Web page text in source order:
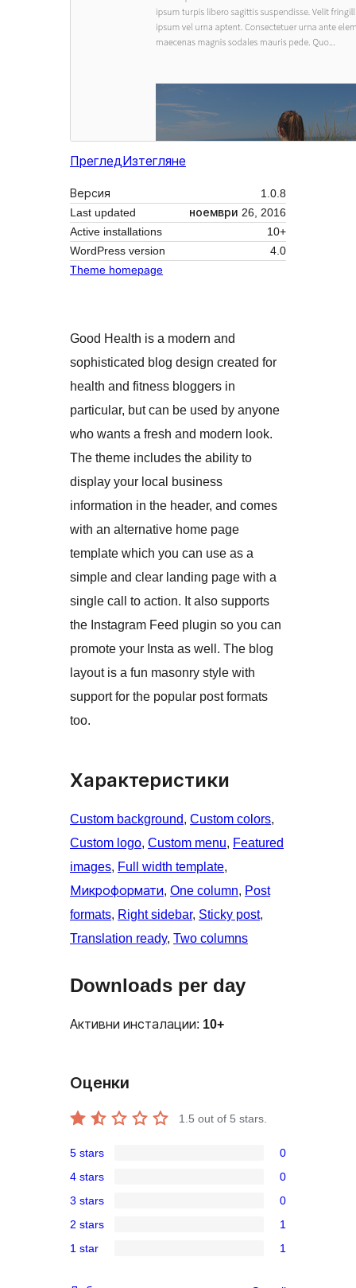
Преглед Изтегляне
Версия
1.0.8
Last updated
ноември 26, 2016
Active installations
10+
WordPress version
4.0
Theme homepage
Good Health is a modern and
sophisticated blog design created for
health and fitness bloggers in
particular, but can be used by anyone
who wants a fresh and modern look.
The theme includes the ability to
display your local business
information in the header, and comes
with an alternative home page
template which you can use as a
simple and clear landing page with a
single call to action. It also supports
the Instagram Feed plugin so you can
promote your Insta as well. The blog
layout is a fun masonry style with
support for the popular post formats
too.
Характеристики
Custom background, Custom colors
Custom logo, Custom menu, Featured
images, Full width template
Микроформати, One column, Post
formats, Right sidebar, Sticky post
Translation ready, Two columns
Downloads per day
Активни инсталации: 10+
Оценки
1.5 out of 5 stars.
5-
star
reviews
5 stars 0
4-
star
reviews
4 stars 0
3-
star
3 stars 0
2-
2 stars 1
1 star 1